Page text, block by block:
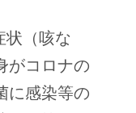
（咳な
がコロナの
に感染等の